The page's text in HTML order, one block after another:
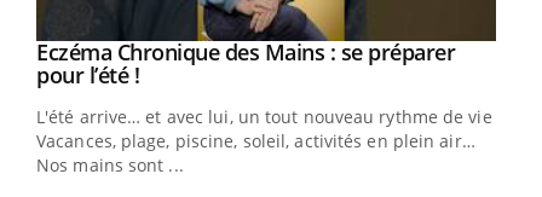
Youtube
Eczéma Chronique des Mains : se préparer
pour l’été !Youtube
L'été arrive… et avec lui, un tout nouveau rythme de vie !
Vacances, plage, piscine, soleil, activités en plein air…
Nos mains sont ...